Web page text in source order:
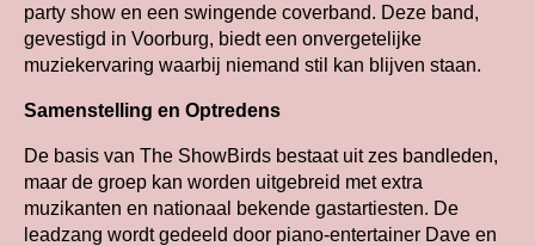
party show en een swingende coverband. Deze band,
gevestigd in Voorburg, biedt een onvergetelijke
muziekervaring waarbij niemand stil kan blijven staan.
Samenstelling en Optredens
De basis van The ShowBirds bestaat uit zes bandleden,
maar de groep kan worden uitgebreid met extra
muzikanten en nationaal bekende gastartiesten. De
leadzang wordt gedeeld door piano-entertainer Dave en